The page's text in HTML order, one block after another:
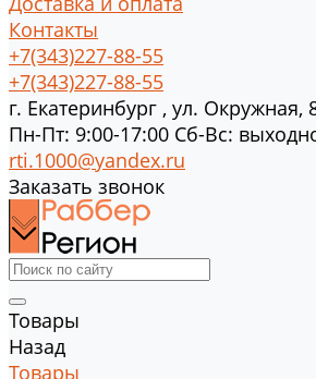
Контакты
+7(343)227-88-55
+7(343)227-88-55
г. Екатеринбург , ул. Окружная,
Пн-Пт: 9:00-17:00 Cб-Вс:
rti.1000@yandex.ru
Заказать звонок
Товары
Назад
Товары